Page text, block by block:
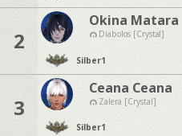
2
Okina Matara
Diabolos [Crystal]
Silber1
3
Ceana Ceana
Zalera [Crystal]
Silber1